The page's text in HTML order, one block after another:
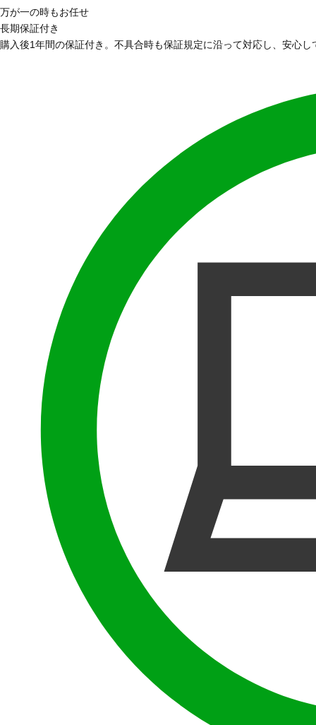
万が一の時もお任せ
長期保証付き
購入後1年間の保証付き。不具合時も保証規定に沿って対応し、安心